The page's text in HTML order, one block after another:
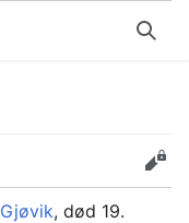
Søk
Rediger
Gjøvik, død 19.